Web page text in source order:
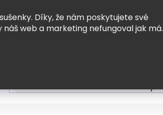
Díky, že nám poskytujete své
náš web a marketing nefungoval jak má.